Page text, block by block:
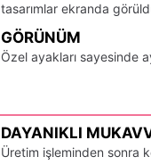
tasarımlar ekranda
GÖRÜNÜM
Özel ayakları sayesinde
DAYANIKLI
Üretim işleminden sonra